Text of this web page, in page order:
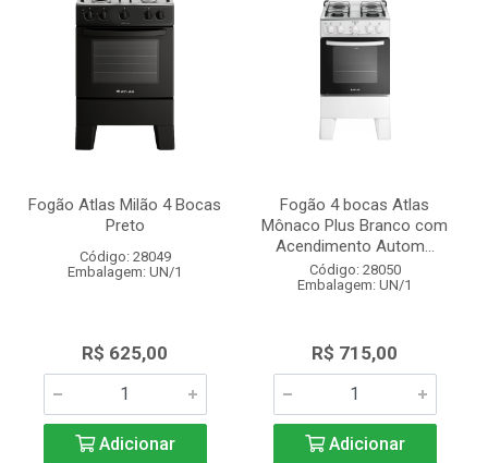
Fogão Atlas Milão 4 Bocas
Preto
Código: 28049
Embalagem: UN/1
R$ 625,00
Adicionar
Fogão 4 bocas Atlas
Mônaco Plus Branco com
Acendimento Autom...
Código: 28050
Embalagem: UN/1
R$ 715,00
Adicionar